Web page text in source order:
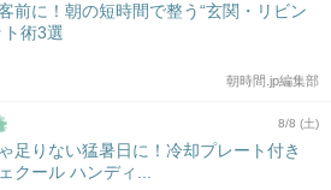
前に！朝の短時間で整う“玄関・リビン
ト術3選
朝時間.jp編集部
8/8 (土)
足りない猛暑日に！冷却プレート付き
クール ハンディ...